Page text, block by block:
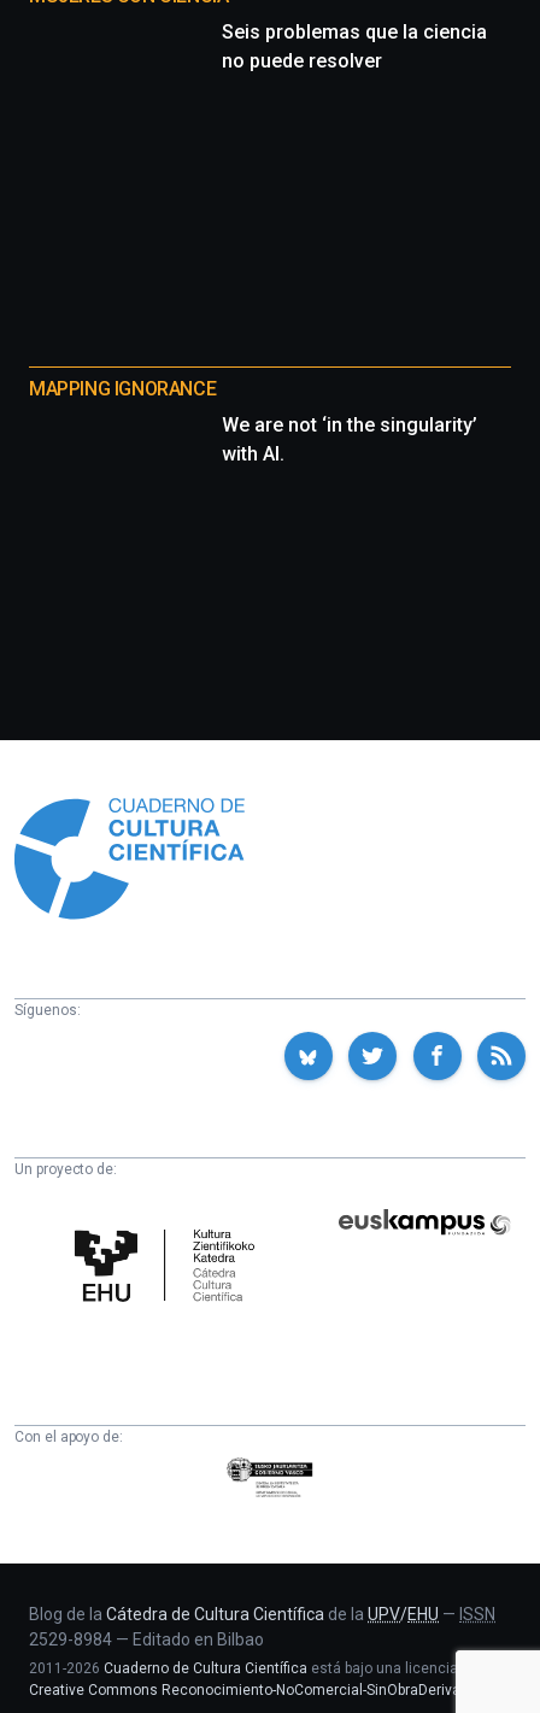
Seis problemas que la ciencia
no puede resolver
MAPPING IGNORANCE
We are not ‘in the singularity’
with AI.
Síguenos:
Un proyecto de:
Cultura
Científica
Fundazioa
Con el apoyo de:
Eusko
Jaurlaritza
eta
Berrikuntza
saila
Blog de la Cátedra de Cultura Científica de la UPV/EHU — ISSN
2529-8984 — Editado en Bilbao
2011-2026 Cuaderno de Cultura Científica está bajo una licencia
Creative Commons Reconocimiento-NoComercial-SinObraDerivada 4.0